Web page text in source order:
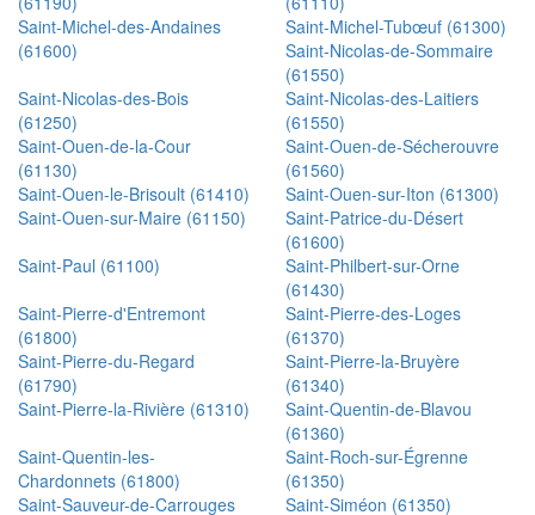
Saint-Michel-des-Andaines
(61600)
Saint-Michel-Tubœuf (61300)
Saint-Nicolas-de-Sommaire
(61550)
Saint-Nicolas-des-Bois
(61250)
Saint-Nicolas-des-Laitiers
(61550)
Saint-Ouen-de-la-Cour
(61130)
Saint-Ouen-de-Sécherouvre
(61560)
Saint-Ouen-le-Brisoult (61410)
Saint-Ouen-sur-Iton (61300)
Saint-Ouen-sur-Maire (61150)
Saint-Patrice-du-Désert
(61600)
Saint-Paul (61100)
Saint-Philbert-sur-Orne
(61430)
Saint-Pierre-d'Entremont
(61800)
Saint-Pierre-des-Loges
(61370)
Saint-Pierre-du-Regard
(61790)
Saint-Pierre-la-Bruyère
(61340)
Saint-Pierre-la-Rivière (61310)
Saint-Quentin-de-Blavou
(61360)
Saint-Quentin-les-
Chardonnets (61800)
Saint-Roch-sur-Égrenne
(61350)
Saint-Sauveur-de-Carrouges
Saint-Siméon (61350)